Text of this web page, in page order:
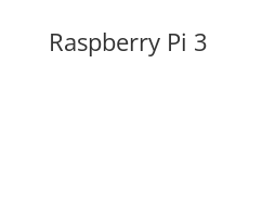
Raspberry Pi 3